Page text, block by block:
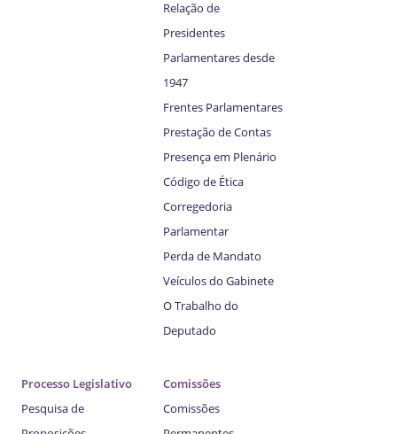
Relação de
Presidentes
Parlamentares desde
1947
Frentes Parlamentares
Prestação de Contas
Presença em Plenário
Código de Ética
Corregedoria
Parlamentar
Perda de Mandato
Veículos do Gabinete
O Trabalho do
Deputado
Processo Legislativo
Pesquisa de
Comissões
Comissões